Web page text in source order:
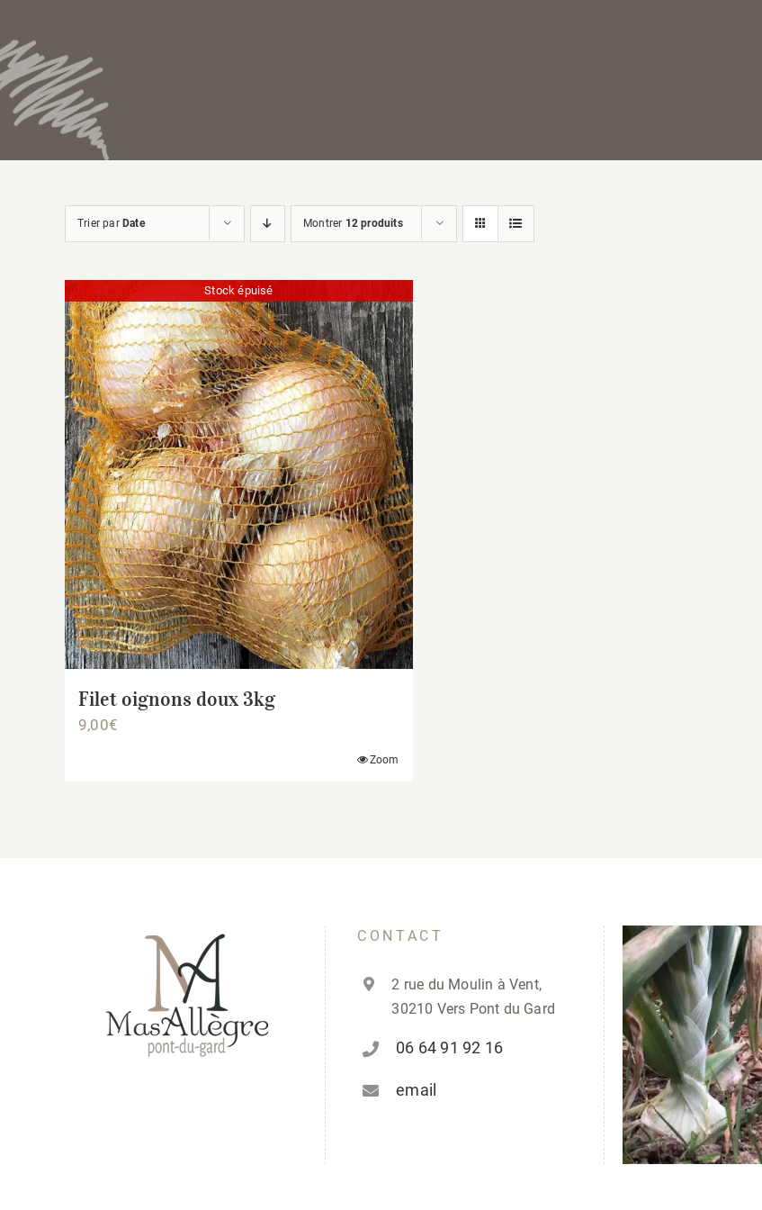
Trier par Date Montrer 12 produits
Stock épuisé
Filet oignons doux 3kg
9,00€
Zoom
CONTACT
2 rue du Moulin à Vent,
30210 Vers Pont du Gard
06 64 91 92 16
email